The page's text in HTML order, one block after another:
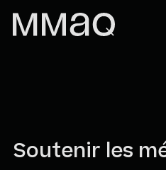
Skip to content
Maison des métiers
Soutenir les